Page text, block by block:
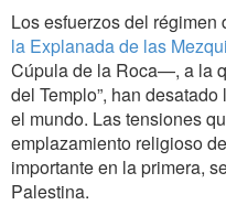
Los esfuerzos del régimen
la Explanada de las
Cúpula de la Roca—, a la
del Templo”, han
el mundo. Las tensiones
emplazamiento religioso
importante en la primera,
Palestina.